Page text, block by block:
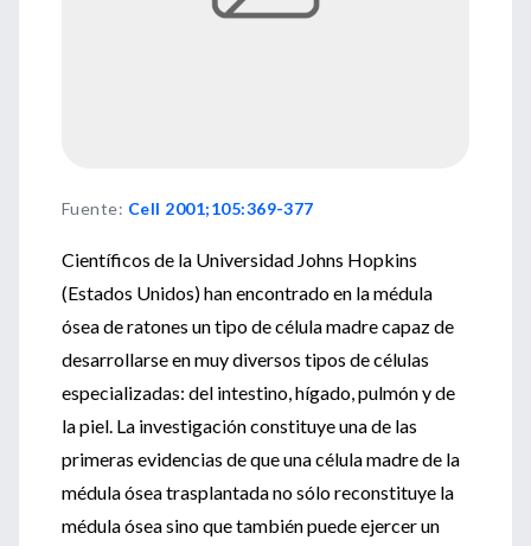
Fuente: Cell 2001;105:369-377
Científicos de la Universidad Johns Hopkins
(Estados Unidos) han encontrado en la médula
ósea de ratones un tipo de célula madre capaz de
desarrollarse en muy diversos tipos de células
especializadas: del intestino, hígado, pulmón y de
la piel. La investigación constituye una de las
primeras evidencias de que una célula madre de la
médula ósea trasplantada no sólo reconstituye la
médula ósea sino que también puede ejercer un